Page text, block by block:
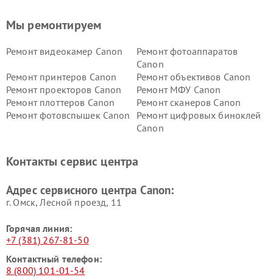
Мы ремонтируем
Ремонт видеокамер Canon
Ремонт фотоаппаратов
Canon
Ремонт принтеров Canon
Ремонт объективов Canon
Ремонт проекторов Canon
Ремонт МФУ Canon
Ремонт плоттеров Canon
Ремонт сканеров Canon
Ремонт фотовспышек Canon
Ремонт цифровых биноклей
Canon
Контакты сервис центра
Адрес сервисного центра Canon:
г. Омск, ​Лесной проезд, 11
Горячая линия:
+7 (381) 267-81-50
Контактный телефон:
8 (800) 101-01-54